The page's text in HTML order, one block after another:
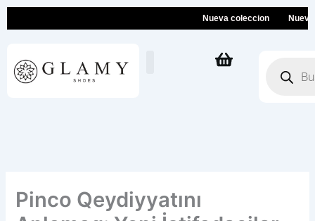
Nueva coleccion Nueva
productos
Pinco Qeydiyyatını